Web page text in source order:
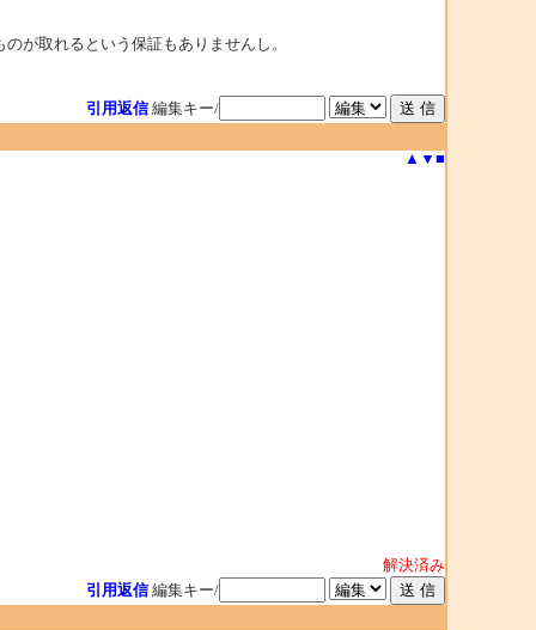
が取れるという保証もありませんし。
引用返信 編集キー/
▲ ▼ ■
解決済み
引用返信 編集キー/